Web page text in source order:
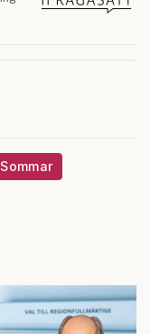
Sommar